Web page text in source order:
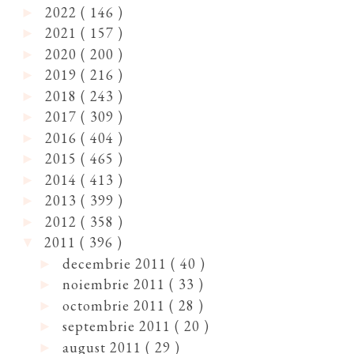
2022 ( 146 )
2021 ( 157 )
2020 ( 200 )
2019 ( 216 )
2018 ( 243 )
2017 ( 309 )
2016 ( 404 )
2015 ( 465 )
2014 ( 413 )
2013 ( 399 )
2012 ( 358 )
2011 ( 396 )
decembrie 2011 ( 40 )
noiembrie 2011 ( 33 )
octombrie 2011 ( 28 )
septembrie 2011 ( 20 )
august 2011 ( 29 )